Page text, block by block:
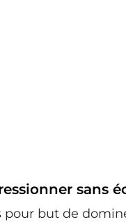
sans
pour but de